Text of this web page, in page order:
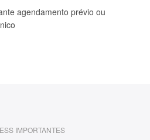
agendamento prévio ou
IMPORTANTES